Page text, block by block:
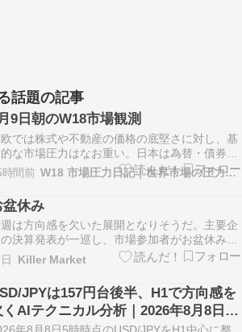
話題の記事
9日朝のW18市場観測
では株式や不動産の価格の底堅さに対し、基
な市場圧力はなお重い。日本は為替・債券・
資産の連鎖、グローバルでは商品高と暗号資
の方向感不足が併存している。
時間前 W18 市場圧力日記｜世界市場の圧力を読む観測メモ
盆休み
は方向感を欠いた展開となりそうだ。主要企
決算発表が一巡し、市場参加者がお盆休みに
ことから、夏枯れ相場になりやすい。よって
曜日に決算を発表した銘柄は板が薄いところに
文が殺到して予想以上に株価が振れやすくな
私としては好決算を発表したのに売られた銘
見直し買いが入…
Killer Market
JPYは157円台後半、H1で方向感を
くAIテクニカル分析｜2026年8月8日5
更新